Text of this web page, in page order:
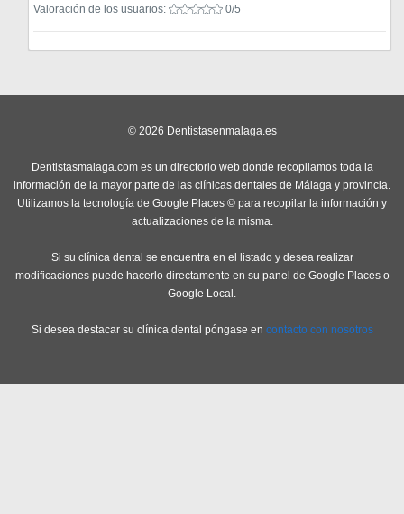
Valoración de los usuarios: 0/5
© 2026 Dentistasenmalaga.es
Dentistasmalaga.com es un directorio web donde recopilamos toda la
información de la mayor parte de las clínicas dentales de Málaga y provincia.
Utilizamos la tecnología de Google Places © para recopilar la información y
actualizaciones de la misma.
Si su clínica dental se encuentra en el listado y desea realizar
modificaciones puede hacerlo directamente en su panel de Google Places o
Google Local.
Si desea destacar su clínica dental póngase en contacto con nosotros